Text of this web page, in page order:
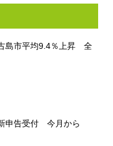
島市平均9.4％上昇 全
申告受付 今月から